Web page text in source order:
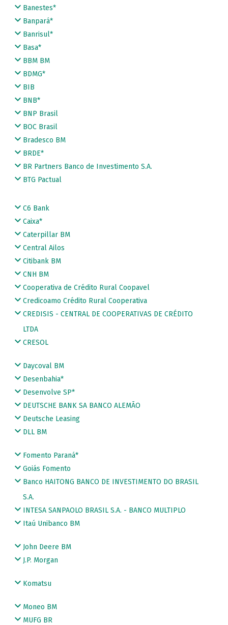
Banestes*
Banpará*
Banrisul*
Basa*
BBM BM
BDMG*
BIB
BNB*
BNP Brasil
BOC Brasil
Bradesco BM
BRDE*
BR Partners Banco de Investimento S.A.
BTG Pactual
C6 Bank
Caixa*
Caterpillar BM
Central Ailos
Citibank BM
CNH BM
Cooperativa de Crédito Rural Coopavel
Credicoamo Crédito Rural Cooperativa
CREDISIS - CENTRAL DE COOPERATIVAS DE CRÉDITO
LTDA
CRESOL
Daycoval BM
Desenbahia*
Desenvolve SP*
DEUTSCHE BANK SA BANCO ALEMÃO
Deutsche Leasing
DLL BM
Fomento Paraná*
Goiás Fomento
Banco HAITONG BANCO DE INVESTIMENTO DO BRASIL
S.A.
INTESA SANPAOLO BRASIL S.A. - BANCO MULTIPLO
Itaú Unibanco BM
John Deere BM
J.P. Morgan
Komatsu
Moneo BM
MUFG BR